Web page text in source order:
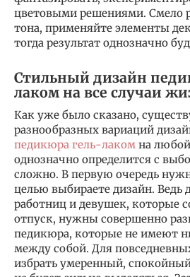
цветовыми решениями. Смело
тона, применяйте элементы
тогда результат однозначно
Стильный дизайн
лаком на все случаи
Как уже было сказано,
разнообразных вариаций
педикюра гель-лаком на
однозначно определится с
сложно. В первую очередь
целью выбираете дизайн. Ведь
работниц и девушек, которые
отпуск, нужны совершенно
педикюра, которые не имеют
между собой. Для
избрать умеренный,